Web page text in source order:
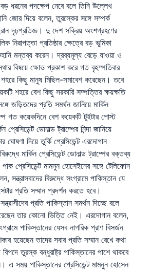
ধরনের পদক্ষেপ নেবে বলে তিনি উল্লেখ
জোর দিয়ে বলেন, তুরস্কের সঙ্গে সম্পর্ক
দৃঢ়প্রতিজ্ঞ। দু দেশ সক্রিয় অংশগ্রহণের
নিরাপত্তা প্রতিষ্ঠার ক্ষেত্রে বড় ভূমিকা
মন্তব্য করেন। দ্রব্যমূল্য বেড়ে যাওয়া ও
বিষয়ে ক্ষোভ প্রকাশ করে গত বৃহস্পতিবার
কিছু মানুষ মিছিল-সমাবেশ করেছেন। তবে
শহরে বেশ কিছু সরকারি সম্পত্তির ক্ষয়ক্ষতি
জড়িতদের প্রতি সমর্থন জানিয়ে মার্কিন
গত কয়েকদিনে বেশ কয়েকটি টুইটার পোস্ট
প্রেসিডেন্ট ডোনাল্ড ট্রাম্পের নিন্দা জানিয়ে
ঘোষণা দিয়ে তুর্কি প্রেসিডেন্ট এরদোগান
মার্কিন প্রেসিডেন্ট ডোনাল্ড ট্রাম্পের বক্তব্য
প্রেসিডেন্ট মামনুন হোসেইনের সঙ্গে টেলিফোন
সন্ত্রাসবাদের বিরুদ্ধে সংগ্রামে পাকিস্তান যে
প্রতি সম্মান প্রদর্শন করতে হবে।
প্রতি পাকিস্তান সমর্থন দিচ্ছে বলে
তার কোনো ভিত্তি নেই। এরদোগান বলেন,
পাকিস্তানের যেসব নাগরিক প্রাণ বিসর্জন
হয়েছেন তাদের সবার প্রতি সম্মান রেখে কথা
তুরস্ক বন্ধুরাষ্ট্র পাকিস্তানের পাশে থাকবে
এ সময় পাকিস্তানের প্রেসিডেন্ট মামনুন হোসেন